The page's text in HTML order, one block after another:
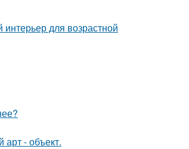
для возрастной
- объект.